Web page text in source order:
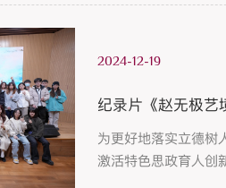
2024-12-19
纪录片《赵无极艺
为更好地落实立德树
激活特色思政育人创